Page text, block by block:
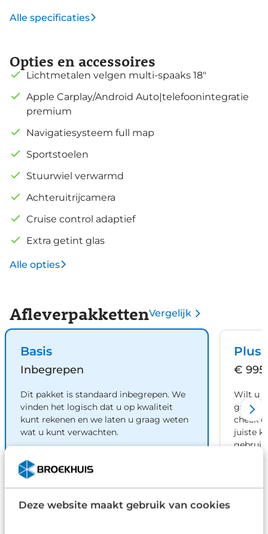
Deze website maakt gebruik van cookies
Alle specificaties
Opties en accessoires
Lichtmetalen velgen multi-spaaks 18"
Apple Carplay/Android Auto|telefoonintegratie
premium
Navigatiesysteem full map
Sportstoelen
Stuurwiel verwarmd
Achteruitrijcamera
Cruise control adaptief
Extra getint glas
Alle opties
AfleverpakkettenVergelijk
Basis
Inbegrepen
Dit pakket is standaard inbegrepen. We
vinden het logisch dat u op kwaliteit
kunt rekenen en we laten u graag weten
wat u kunt verwachten.
Gekozen
Plus
€
Wilt u
check
juiste
gebruik